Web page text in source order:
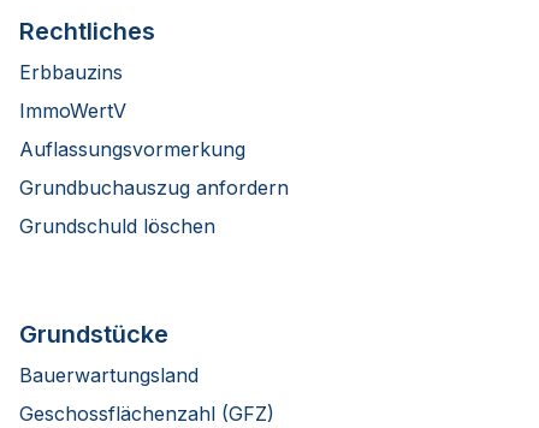
Rechtliches
Erbbauzins
ImmoWertV
Auflassungsvormerkung
Grundbuchauszug anfordern
Grundschuld löschen
Grundstücke
Bauerwartungsland
Geschossflächenzahl (GFZ)